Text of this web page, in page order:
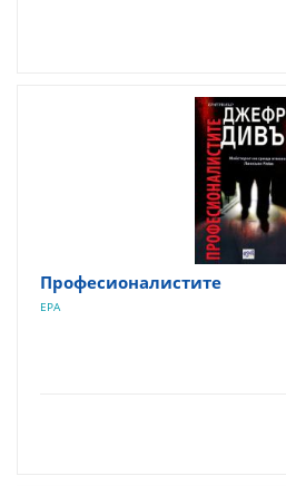
Професионалистите
ЕРА